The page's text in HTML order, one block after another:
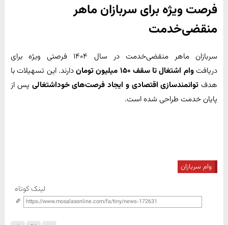
فرصت ویژه برای سربازان ماهر
منقضی‌خدمت
سربازان ماهر منقضی‌خدمت در سال ۱۴۰۴ فرصتی ویژه برای
دریافتوام اشتغال تا سقف ۱۵۰ میلیون تومان
دارند. این تسهیلات با
هدف توانمندسازی اقتصادی و ایجاد فرصت‌های خوداشتغالی پس از
پایان خدمت طراحی شده است.
وام سربازان
لینک کوتاه